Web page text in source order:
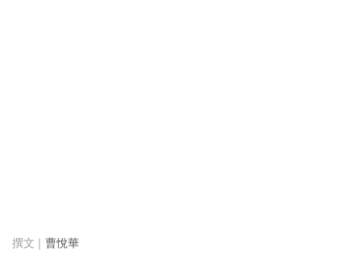
曹悅華